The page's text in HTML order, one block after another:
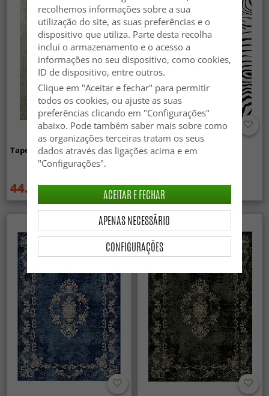
Tapete Wilton - Mateur (bege)
44.99 €
Tapete Wilton - Zebra
44.99 €
recolhemos informações sobre a sua
utilização do site, as suas preferências e o
dispositivo que utiliza. Parte desta recolha
inclui o armazenamento e o acesso a
informações no seu dispositivo, como cookies,
ID de dispositivo, entre outros.
Clique em "Aceitar e fechar" para permitir
todos os cookies, ou ajuste as suas
preferências clicando em "Configurações"
abaixo. Pode também saber mais sobre como
as organizações terceiras tratam os seus
dados através das ligações acima e em
"Configurações".
CONFIGURAÇÕES
APENAS NECESSÁRIO
ACEITAR E FECHAR